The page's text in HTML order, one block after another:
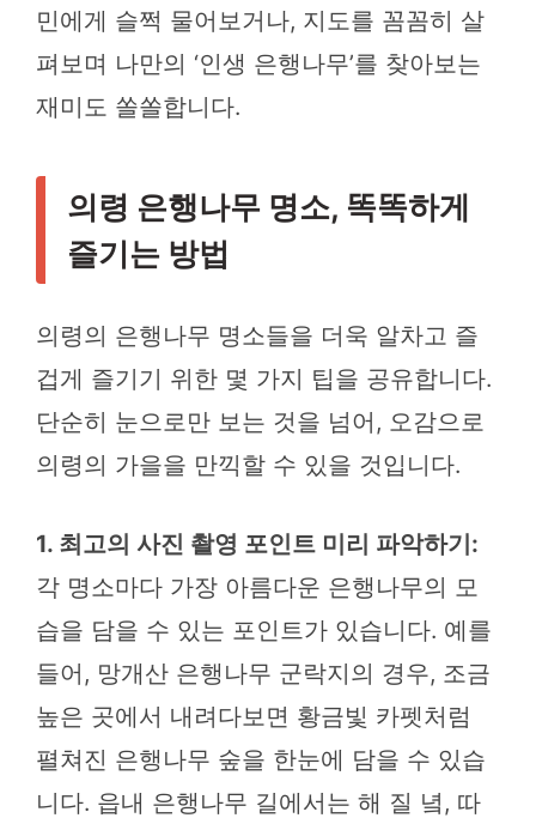
민에게 슬쩍 물어보거나, 지도를 꼼꼼히 살
펴보며 나만의 ‘인생 은행나무’를 찾아보는
재미도 쏠쏠합니다.
의령 은행나무 명소, 똑똑하게
즐기는 방법
의령의 은행나무 명소들을 더욱 알차고 즐
겁게 즐기기 위한 몇 가지 팁을 공유합니다.
단순히 눈으로만 보는 것을 넘어, 오감으로
의령의 가을을 만끽할 수 있을 것입니다.
1. 최고의 사진 촬영 포인트 미리 파악하기:
각 명소마다 가장 아름다운 은행나무의 모
습을 담을 수 있는 포인트가 있습니다. 예를
들어, 망개산 은행나무 군락지의 경우, 조금
높은 곳에서 내려다보면 황금빛 카펫처럼
펼쳐진 은행나무 숲을 한눈에 담을 수 있습
니다. 읍내 은행나무 길에서는 해 질 녘, 따